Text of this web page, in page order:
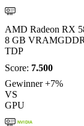
AMD Radeon RX
8 GB VRAM
TDP
Score: 7.500
Gewinner+7%
VS
GPU
NVIDIA